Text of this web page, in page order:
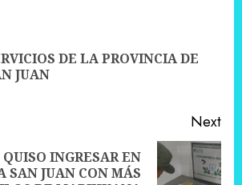
DE LA PROVINCIA DE
JUAN
Next
INGRESAR EN
SAN JUAN CON MÁS